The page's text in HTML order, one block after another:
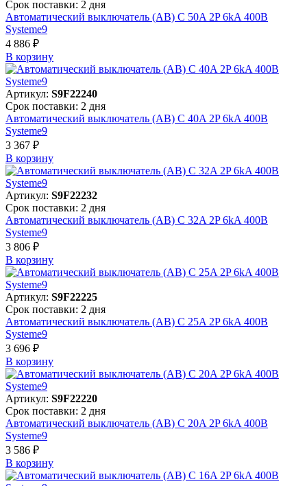
Срок поставки: 2 дня
Автоматический выключатель (АВ) C 50A 2P 6kA 400В
Systeme9
4 886 ₽
В корзинy
Артикул: S9F22240
Срок поставки: 2 дня
Автоматический выключатель (АВ) C 40A 2P 6kA 400В
Systeme9
3 367 ₽
В корзинy
Артикул: S9F22232
Срок поставки: 2 дня
Автоматический выключатель (АВ) C 32A 2P 6kA 400В
Systeme9
3 806 ₽
В корзинy
Артикул: S9F22225
Срок поставки: 2 дня
Автоматический выключатель (АВ) C 25A 2P 6kA 400В
Systeme9
3 696 ₽
В корзинy
Артикул: S9F22220
Срок поставки: 2 дня
Автоматический выключатель (АВ) C 20A 2P 6kA 400В
Systeme9
3 586 ₽
В корзинy